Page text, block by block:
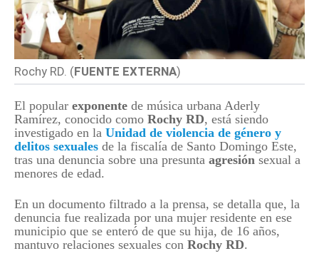
Rochy RD. (FUENTE EXTERNA)
El popular exponente de música urbana Aderly
Ramírez, conocido como Rochy RD, está siendo
investigado en la Unidad de violencia de género y
delitos sexuales de la fiscalía de Santo Domingo Este,
tras una denuncia sobre una presunta agresión sexual a
menores de edad.
En un documento filtrado a la prensa, se detalla que, la
denuncia fue realizada por una mujer residente en ese
municipio que se enteró de que su hija, de 16 años,
mantuvo relaciones sexuales con Rochy RD.